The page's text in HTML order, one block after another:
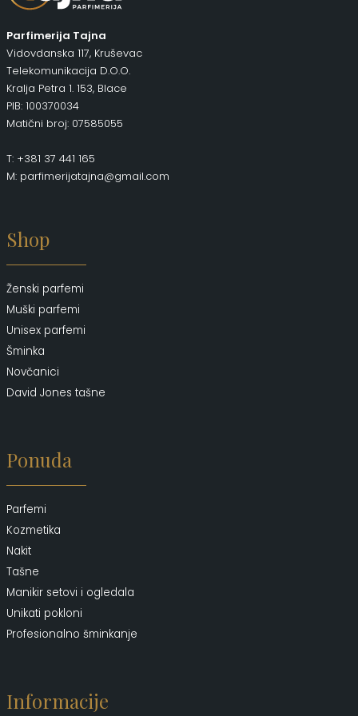
Parfimerija Tajna
Vidovdanska 117, Kruševac
Telekomunikacija D.O.O.
Kralja Petra 1. 153, Blace
PIB: 100370034
Matični broj: 07585055
T: +381 37 441 165
M: parfimerijatajna@gmail.com
Shop
Ženski parfemi
Muški parfemi
Unisex parfemi
Šminka
Novčanici
David Jones tašne
Ponuda
Parfemi
Kozmetika
Nakit
Tašne
Manikir setovi i ogledala
Unikati pokloni
Profesionalno šminkanje
Informacije